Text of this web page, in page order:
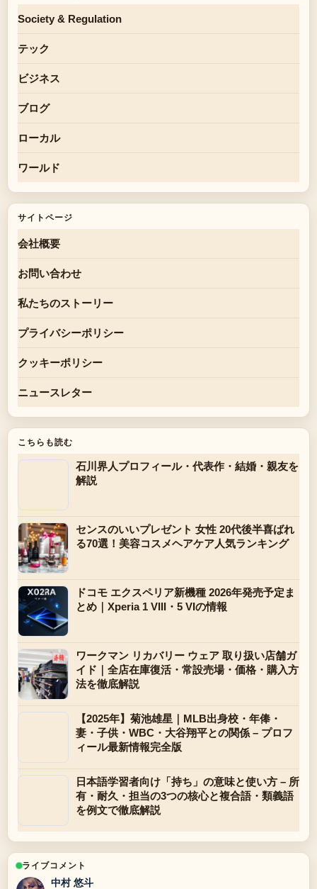
Society & Regulation
テック
ビジネス
ブログ
ローカル
ワールド
サイトページ
会社概要
お問い合わせ
私たちのストーリー
プライバシーポリシー
クッキーポリシー
ニュースレター
こちらも読む
石川界人プロフィール・代表作・結婚・親友を
解説
センスのいいプレゼント 女性 20代後半喜ばれ
る70選！美容コスメヘアケア人気ランキング
ドコモ エクスペリア新機種 2026年発売予定ま
とめ｜Xperia 1 VIII・5 VIの情報
ワークマン リカバリー ウェア 取り扱い店舗ガ
イド｜全店在庫復活・常設売場・価格・購入方
法を徹底解説
【2025年】菊池雄星｜MLB出身校・年俸・
妻・子供・WBC・大谷翔平との関係 – プロフ
ィール最新情報完全版
日本語学習者向け「持ち」の意味と使い方 – 所
有・耐久・担当の3つの核心と複合語・類義語
を例文で徹底解説
ライブコメント
中村 悠斗